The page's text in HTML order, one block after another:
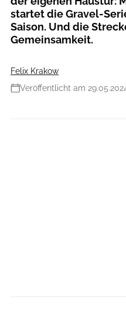
startet die Gravel-
Saison. Und die
Gemeinsamkeit.
Felix Krakow
Veröffentlicht am